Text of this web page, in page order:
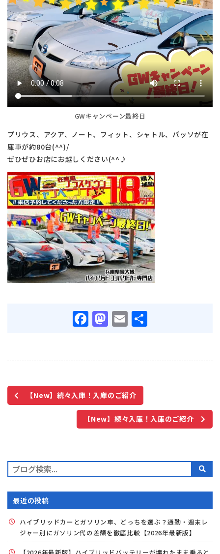
GWキャンペーン最終日
プリウス、アクア、ノート、フィット、シャトル、パッソが在
庫車が約80台(^^)/
ぜひぜひお店にお越しください(^^♪
Facebook
Mastodon
Email
【New】続々入庫！入庫のご紹介
【New】続々入庫！入庫のご紹介
最近の投稿
ハイブリッドカーとガソリン車、どっちを選ぶ？通勤・週末レ
ジャー別にガソリン代の差額を徹底比較【2026年最新版】